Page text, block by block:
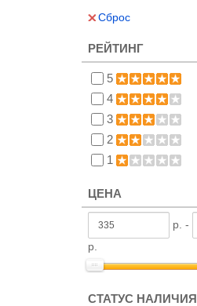
Сброс
РЕЙТИНГ
5
4
3
2
1
ЦЕНА
р. -
р.
СТАТУС НАЛИЧИЯ